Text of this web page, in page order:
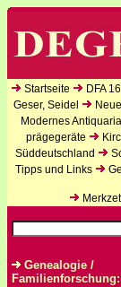
Startseite DFA
Geser, Seidel
Modernes
prägegeräte
Süddeutschland
Tipps und Links
Genealogie /
Familienforschung: